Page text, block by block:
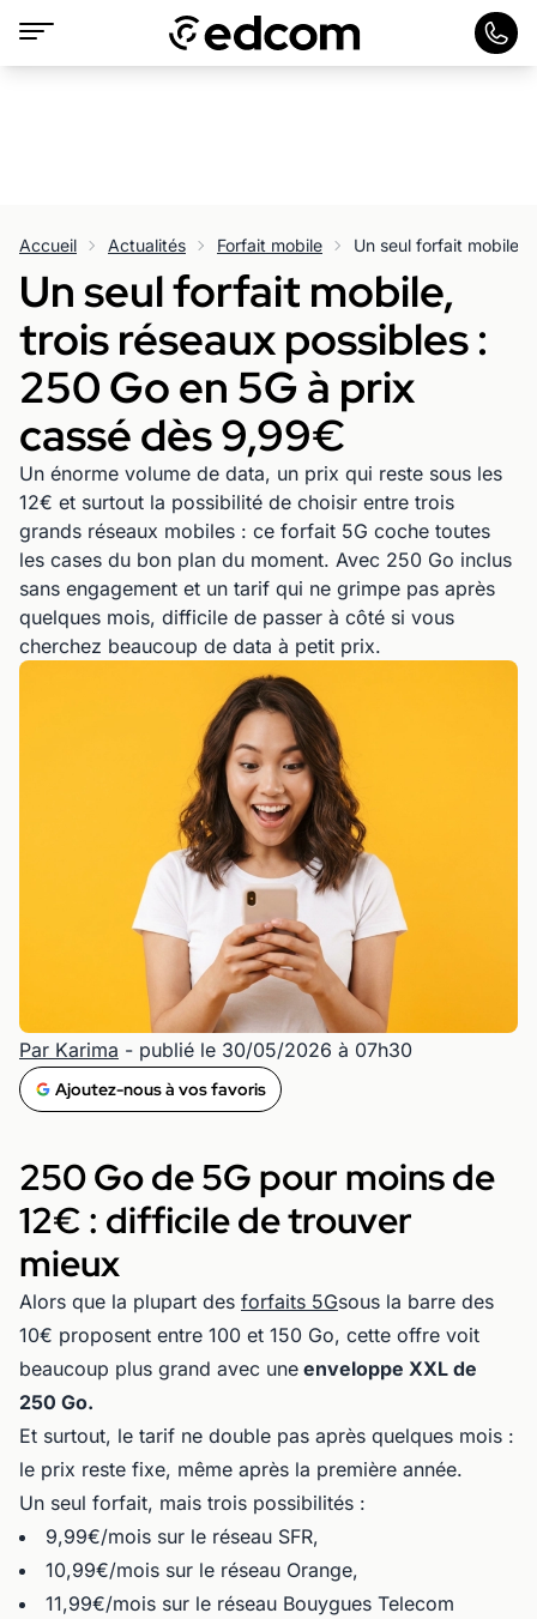
Accueil Actualités Forfait mobile
Un seul forfait mobile,
trois réseaux possibles :
250 Go en 5G à prix
cassé dès 9,99€
Un énorme volume de data, un prix qui reste sous les
12€ et surtout la possibilité de choisir entre trois
grands réseaux mobiles : ce forfait 5G coche toutes
les cases du bon plan du moment. Avec 250 Go inclus
sans engagement et un tarif qui ne grimpe pas après
quelques mois, difficile de passer à côté si vous
cherchez beaucoup de data à petit prix.
Par Karima - publié le 30/05/2026 à 07h30
Ajoutez-nous à vos favoris
250 Go de 5G pour moins de
12€ : difficile de trouver
mieux
Alors que la plupart des forfaits 5Gsous la barre des
10€ proposent entre 100 et 150 Go, cette offre voit
beaucoup plus grand avec une enveloppe XXL de
250 Go.
Et surtout, le tarif ne double pas après quelques mois :
le prix reste fixe, même après la première année.
Un seul forfait, mais trois possibilités :
9,99€/mois sur le réseau SFR,
10,99€/mois sur le réseau Orange,
11,99€/mois sur le réseau Bouygues Telecom